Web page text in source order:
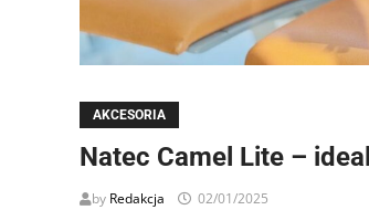
AKCESORIA
Natec Camel Lite –
by Redakcja 02/01/2025